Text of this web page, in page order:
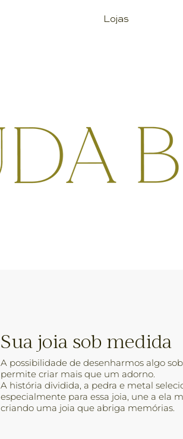
Lojas
Sua joia sob medida
A possibilidade de desenharmos algo
permite criar mais que um adorno.
A história dividida, a pedra e metal
especialmente para essa joia, une a ela
criando uma joia que abriga memórias.